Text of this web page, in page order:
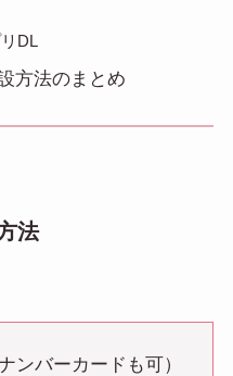
DL
方法のまとめ
法
ンバーカードも可）